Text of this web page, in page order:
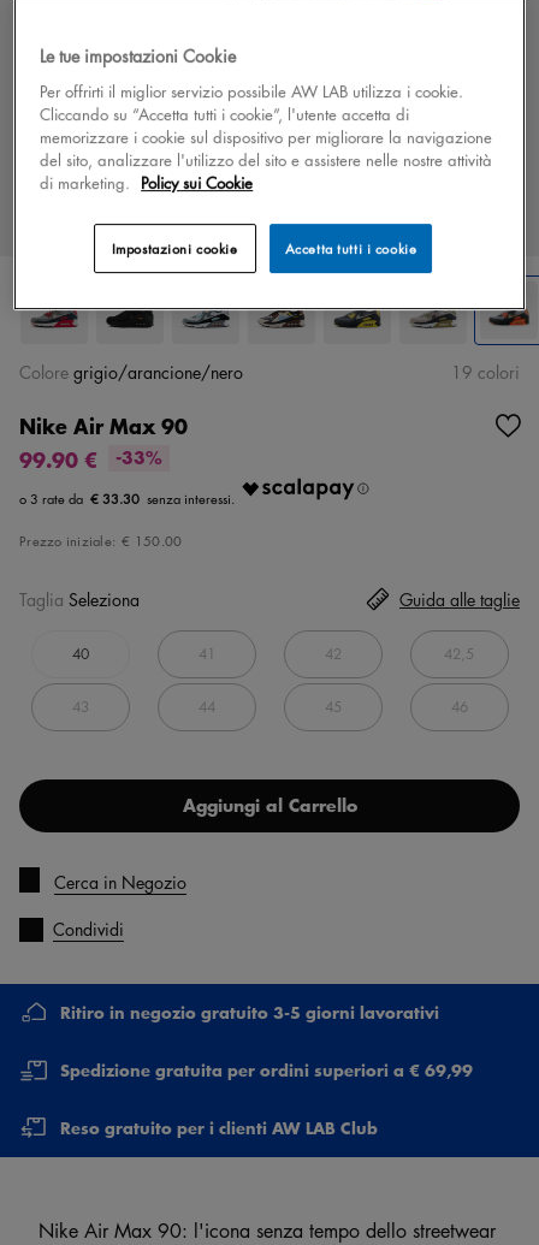
Nike Air Max 90
99.90 €
-33%
€ 33.30
Prezzo iniziale: € 150.00
Colore grigio/arancione/nero 19 colori
Taglia Seleziona
40 41 42 42,5
43 44 45 46
Guida alle taglie
Aggiungi al Carrello
Cerca in Negozio
Condividi
Ritiro in negozio gratuito 3-5 giorni lavorativi
Spedizione gratuita per ordini superiori a € 69,99
Reso gratuito per i clienti AW LAB Club
Nike Air Max 90: l'icona senza tempo dello streetwear
Le tue impostazioni Cookie
Per offrirti il miglior servizio possibile AW LAB utilizza i cookie.
Cliccando su “Accetta tutti i cookie”, l'utente accetta di
memorizzare i cookie sul dispositivo per migliorare la navigazione
del sito, analizzare l'utilizzo del sito e assistere nelle nostre attività
di marketing. Policy sui Cookie
Accetta tutti i cookie
Impostazioni cookie